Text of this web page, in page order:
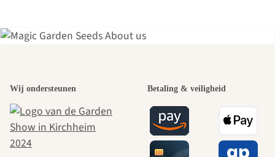
mooiste paden
naar onszelf
Wij ondersteunen Betaling & veiligheid